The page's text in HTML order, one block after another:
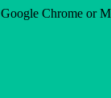
Chrome or